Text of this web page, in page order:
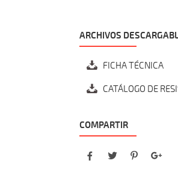
ARCHIVOS
FICHA TÉCNICA
CATÁLOGO DE
COMPARTIR